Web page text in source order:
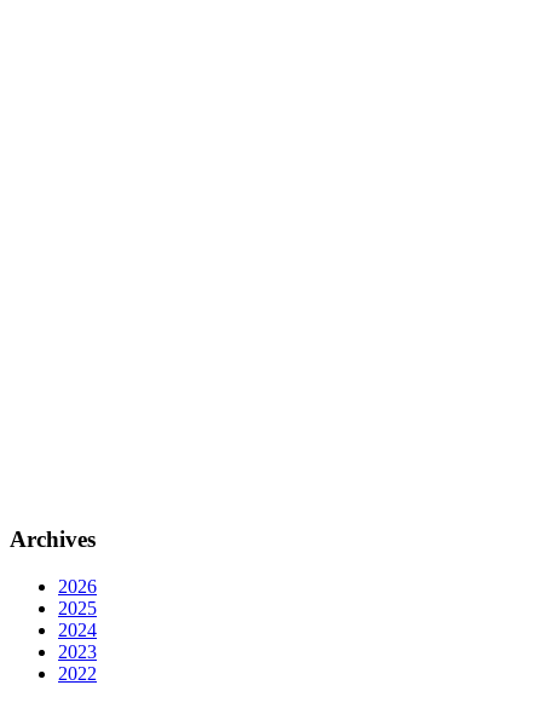
Archives
2026
2025
2024
2023
2022